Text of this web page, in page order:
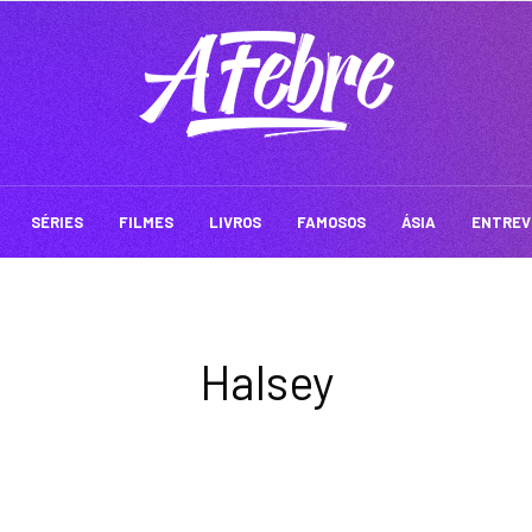
SÉRIES FILMES LIVROS FAMOSOS ÁSIA
Halsey